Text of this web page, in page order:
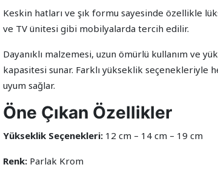
Keskin hatları ve şık formu sayesinde özellikle
ve TV ünitesi gibi mobilyalarda tercih edilir.
Dayanıklı malzemesi, uzun ömürlü kullanım ve
kapasitesi sunar. Farklı yükseklik seçenekleriyle
uyum sağlar.
Öne Çıkan Özellikler
Yükseklik Seçenekleri: 12 cm – 14 cm – 19 cm
Renk: Parlak Krom